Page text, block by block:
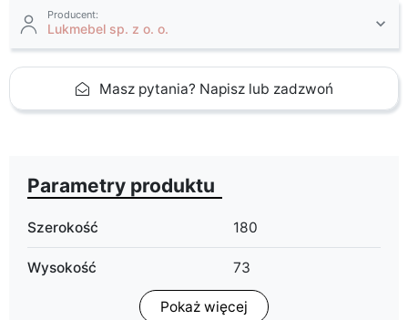
Producent:
Lukmebel sp. z o. o.
Masz pytania? Napisz lub zadzwoń
Parametry produktu
Szerokość 180
Wysokość 73
40
Pokaż więcej